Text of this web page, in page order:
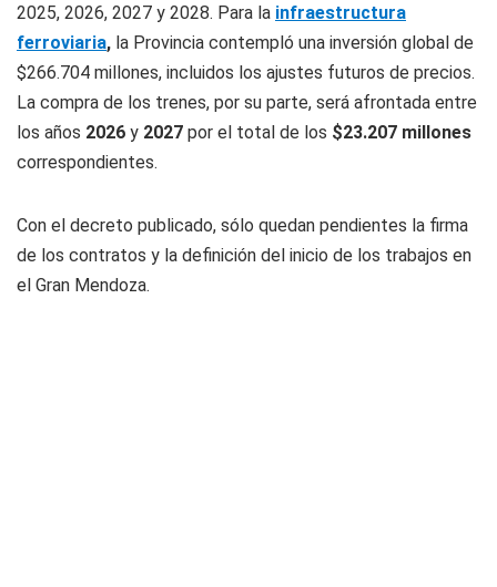
2025, 2026, 2027 y 2028. Para la infraestructura
ferroviaria, la Provincia contempló una inversión global de
$266.704 millones, incluidos los ajustes futuros de precios.
La compra de los trenes, por su parte, será afrontada entre
los años 2026 y 2027 por el total de los $23.207 millones
correspondientes.
Con el decreto publicado, sólo quedan pendientes la firma
de los contratos y la definición del inicio de los trabajos en
el Gran Mendoza.